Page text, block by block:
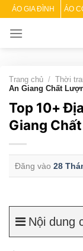
Skip
content
ÁO GIA ĐÌNH ÁO
Trang chủ / Thời
An Giang Chất
Top 10+
Giang
Đăng vào 28
Nội dung